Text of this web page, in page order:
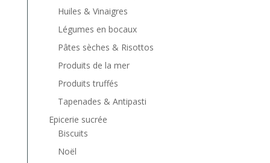
Huiles & Vinaigres
Légumes en bocaux
Pâtes sèches & Risottos
Produits de la mer
Produits truffés
Tapenades & Antipasti
Epicerie sucrée
Biscuits
Noël